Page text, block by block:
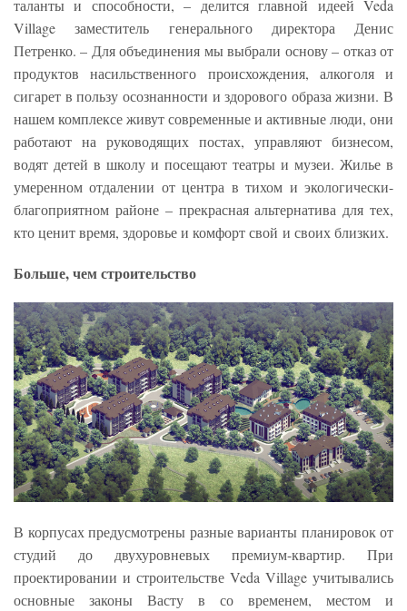
таланты и способности, – делится главной идеей Veda
Village заместитель генерального директора Денис
Петренко. – Для объединения мы выбрали основу – отказ от
продуктов насильственного происхождения, алкоголя и
сигарет в пользу осознанности и здорового образа жизни. В
нашем комплексе живут современные и активные люди, они
работают на руководящих постах, управляют бизнесом,
водят детей в школу и посещают театры и музеи. Жилье в
умеренном отдалении от центра в тихом и экологически-
благоприятном районе – прекрасная альтернатива для тех,
кто ценит время, здоровье и комфорт свой и своих близких.
Больше, чем строительство
В корпусах предусмотрены разные варианты планировок от
студий до двухуровневых премиум-квартир. При
проектировании и строительстве Veda Village учитывались
основные законы Васту в со временем, местом и